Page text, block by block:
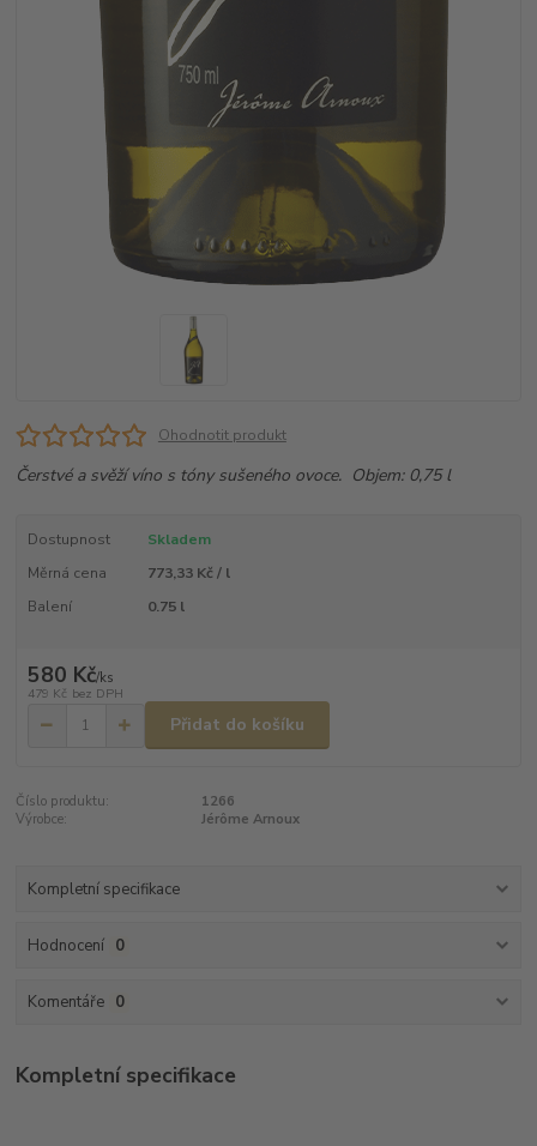
Ohodnotit produkt
Čerstvé a svěží víno s tóny sušeného ovoce. Objem: 0,75 l
Dostupnost
Skladem
Měrná cena
773,33 Kč / l
Balení
0.75 l
580 Kč/ks
479 Kč bez DPH
Přidat do košíku
Číslo produktu:
1266
Výrobce:
Jérôme Arnoux
Kompletní specifikace
Hodnocení 0
Komentáře 0
Kompletní specifikace